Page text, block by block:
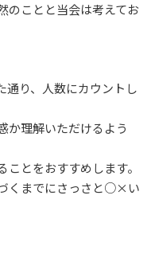
のことと当会は考えてお
り、人数にカウントし
理解いただけるよう
とをおすすめします。
くまでにさっさと○×い